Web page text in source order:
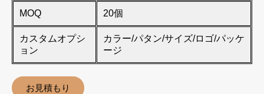
MOQ 20個
カスタムオプシ
ョン
カラー/パタン/サイズ/ロゴ/パッケ
ージ
お見積もり